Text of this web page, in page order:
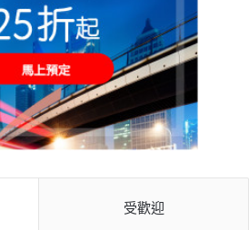
受歡迎